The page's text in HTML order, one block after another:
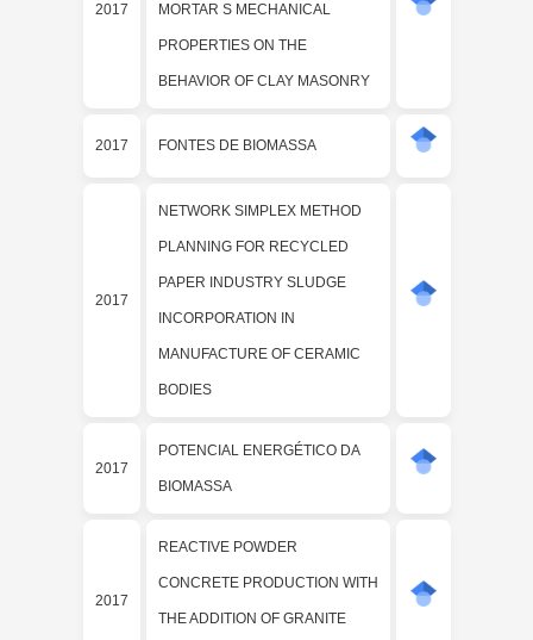
2017 MORTAR S MECHANICAL
PROPERTIES ON THE
BEHAVIOR OF CLAY MASONRY
2017 FONTES DE BIOMASSA
2017
NETWORK SIMPLEX METHOD
PLANNING FOR RECYCLED
PAPER INDUSTRY SLUDGE
INCORPORATION IN
MANUFACTURE OF CERAMIC
BODIES
2017
POTENCIAL ENERGÉTICO DA
BIOMASSA
2017
REACTIVE POWDER
CONCRETE PRODUCTION WITH
THE ADDITION OF GRANITE